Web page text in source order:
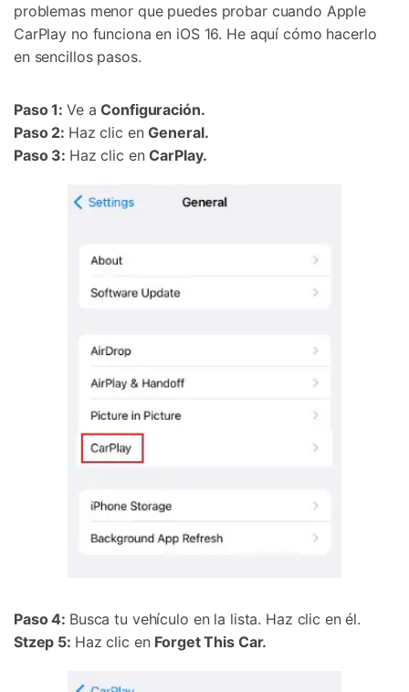
problemas menor que puedes probar cuando Apple
CarPlay no funciona en iOS 16. He aquí cómo hacerlo
en sencillos pasos.
Paso 1: Ve aConfiguración.
Paso 2: Haz clic enGeneral.
Paso 3: Haz clic enCarPlay.
Paso 4: Busca tu vehículo en la lista. Haz clic en él.
Stzep 5: Haz clic en Forget This Car.